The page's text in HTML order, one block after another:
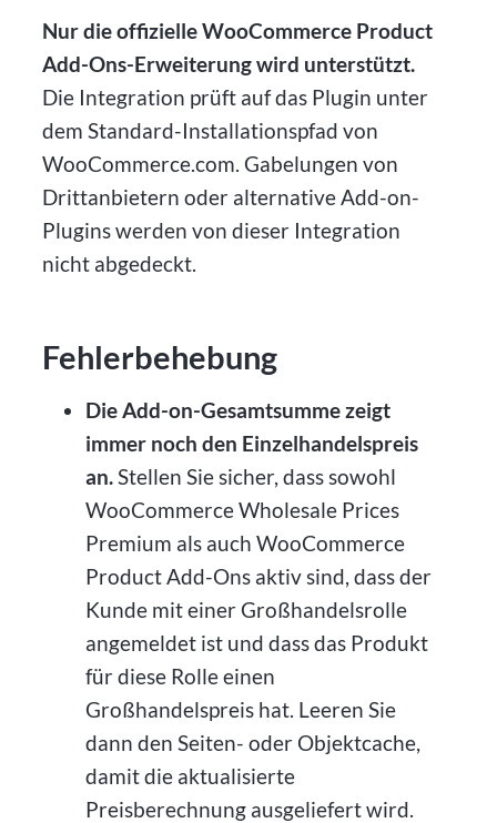
Nur die offizielle WooCommerce Product
Add-Ons-Erweiterung wird unterstützt.
Die Integration prüft auf das Plugin unter
dem Standard-Installationspfad von
WooCommerce.com. Gabelungen von
Drittanbietern oder alternative Add-on-
Plugins werden von dieser Integration
nicht abgedeckt.
Fehlerbehebung
Die Add-on-Gesamtsumme zeigt
immer noch den Einzelhandelspreis
an.Stellen Sie sicher, dass sowohl
WooCommerce Wholesale Prices
Premium als auch WooCommerce
Product Add-Ons aktiv sind, dass der
Kunde mit einer Großhandelsrolle
angemeldet ist und dass das Produkt
für diese Rolle einen
Großhandelspreis hat. Leeren Sie
dann den Seiten- oder Objektcache,
damit die aktualisierte
Preisberechnung ausgeliefert wird.